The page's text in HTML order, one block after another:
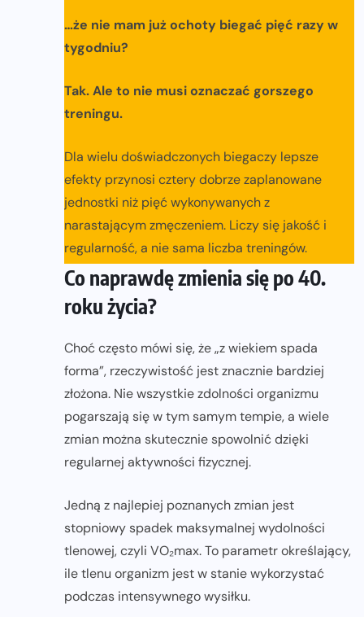
…że nie mam już ochoty biegać pięć razy w
tygodniu?
Tak. Ale to nie musi oznaczać gorszego
treningu.
Dla wielu doświadczonych biegaczy lepsze
efekty przynosi cztery dobrze zaplanowane
jednostki niż pięć wykonywanych z
narastającym zmęczeniem. Liczy się jakość i
regularność, a nie sama liczba treningów.
Co naprawdę zmienia się po 40.
roku życia?
Choć często mówi się, że „z wiekiem spada
forma”, rzeczywistość jest znacznie bardziej
złożona. Nie wszystkie zdolności organizmu
pogarszają się w tym samym tempie, a wiele
zmian można skutecznie spowolnić dzięki
regularnej aktywności fizycznej.
Jedną z najlepiej poznanych zmian jest
stopniowy spadek maksymalnej wydolności
tlenowej, czyli VO₂max. To parametr określający,
ile tlenu organizm jest w stanie wykorzystać
podczas intensywnego wysiłku.